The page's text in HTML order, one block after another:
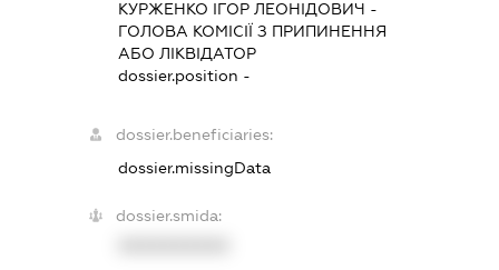
КУРЖЕНКО ІГОР ЛЕОНІДОВИЧ -
ГОЛОВА КОМІСІЇ З ПРИПИНЕННЯ
АБО ЛІКВІДАТОР
dossier.position -
dossier.beneficiaries:
dossier.missingData
dossier.smida: